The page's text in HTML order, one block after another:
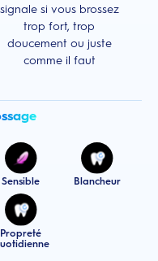
signale si vous brossez
trop fort, trop
doucement ou juste
comme il faut
Sensible Blancheur
Propreté